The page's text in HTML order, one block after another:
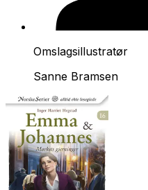
Omslagsillustratør
Sanne Bramsen